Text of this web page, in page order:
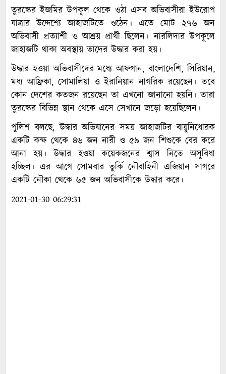
তুরস্কের ইজমির উপকূল থেকে ওঠা এসব অভিবাসীরা ইউরোপ
যাত্রার উদ্দেশ্যে জাহাজটিতে ওঠেন। এতে মোট ২৭৬ জন
অভিবাসী প্রত্যাশী ও আশ্রয় প্রার্থী ছিলেন। নারলিদার উপকূলে
জাহাজটি থাকা অবস্থায় তাদের উদ্ধার করা হয়।
উদ্ধার হওয়া অভিবাসীদের মধ্যে আফগান, বাংলাদেশি, সিরিয়ান,
মধ্য আফ্রিকা, সোমালিয়া ও ইরানিয়ান নাগরিক রয়েছেন। তবে
কোন দেশের কতজন রয়েছেন তা এখনো জানানো হয়নি। তারা
তুরস্কের বিভিন্ন স্থান থেকে এসে সেখানে জড়ো হয়েছিলেন।
পুলিশ বলছে, উদ্ধার অভিযানের সময় জাহাজটির বায়ুনিধোরক
একটি কক্ষ থেকে ৪৬ জন নারী ও ৫৯ জন শিশুকে বের করে
আনা হয়। উদ্ধার হওয়া কয়েকজনের শ্বাস নিতে অসুবিধা
হচ্ছিল। এর আগে সোমবার তুর্কি নৌবাহিনী এজিয়ান সাগরে
একটি নৌকা থেকে ৬৫ জন অভিবাসীকে উদ্ধার করে।
2021-01-30 06:29:31